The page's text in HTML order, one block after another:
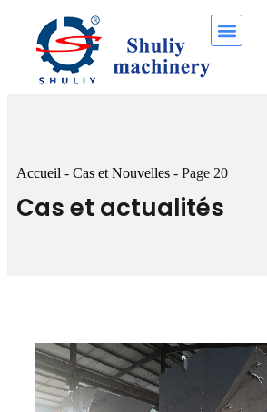
Accueil - Cas et Nouvelles - Page 20
Cas et actualités